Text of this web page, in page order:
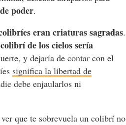
poder.
eran criaturas sagradas.
de los cielos sería
y dejaría de contar con el
significa la libertad de
debe enjaularlos ni
que te sobrevuela un colibrí no